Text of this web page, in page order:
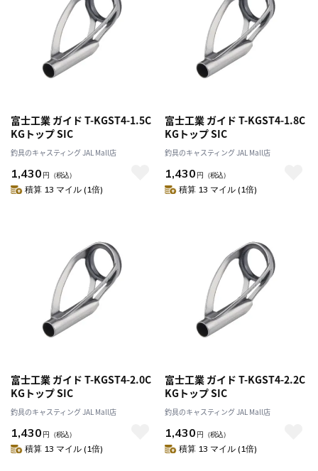
富士工業 ガイド T-KGST4-1.5C
KGトップ SIC
釣具のキャスティング JAL Mall店
1,430 円 （税込）
積算 13 マイル (1倍)
富士工業 ガイド T-KGST4-1.8C
KGトップ SIC
釣具のキャスティング JAL Mall店
1,430 円 （税込）
積算 13 マイル (1倍)
富士工業 ガイド T-KGST4-2.0C
KGトップ SIC
釣具のキャスティング JAL Mall店
1,430 円 （税込）
積算 13 マイル (1倍)
富士工業 ガイド T-KGST4-2.2C
KGトップ SIC
釣具のキャスティング JAL Mall店
1,430 円 （税込）
積算 13 マイル (1倍)